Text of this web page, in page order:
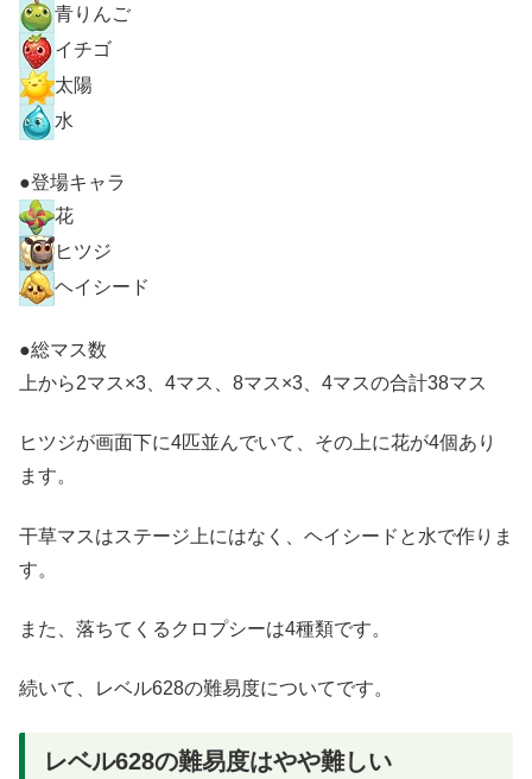
青りんご
イチゴ
太陽
水
●登場キャラ
花
ヒツジ
ヘイシード
●総マス数
上から2マス×3、4マス、8マス×3、4マスの合計38マス
ヒツジが画面下に4匹並んでいて、その上に花が4個あり
ます。
干草マスはステージ上にはなく、ヘイシードと水で作りま
す。
また、落ちてくるクロプシーは4種類です。
続いて、レベル628の難易度についてです。
レベル628の難易度はやや難しい